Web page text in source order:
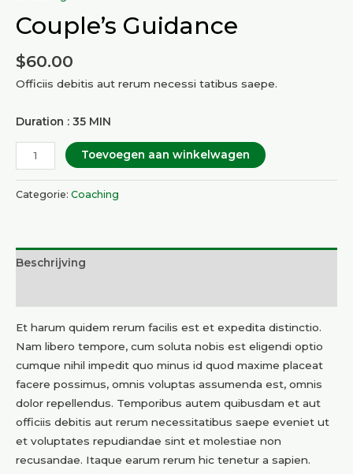
Couple’s Guidance
$60.00
Officiis debitis aut rerum necessi tatibus saepe.
Duration : 35 MIN
Couple's
Guidance
aantal
Toevoegen aan winkelwagen
Categorie: Coaching
Beschrijving
Et harum quidem rerum facilis est et expedita distinctio.
Nam libero tempore, cum soluta nobis est eligendi optio
cumque nihil impedit quo minus id quod maxime placeat
facere possimus, omnis voluptas assumenda est, omnis
dolor repellendus. Temporibus autem quibusdam et aut
officiis debitis aut rerum necessitatibus saepe eveniet ut
et voluptates repudiandae sint et molestiae non
recusandae. Itaque earum rerum hic tenetur a sapien.